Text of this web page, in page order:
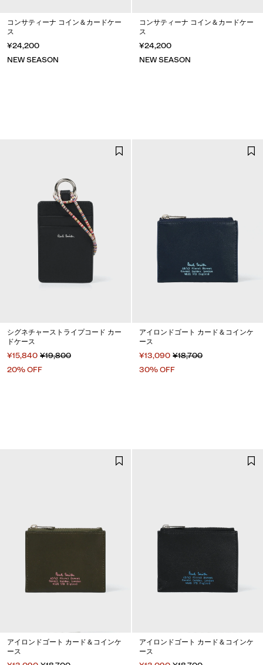
コンサティーナ コイン＆カードケー
ス
¥24,200
NEW SEASON
コンサティーナ コイン＆カードケー
ス
¥24,200
NEW SEASON
シグネチャーストライプコード カー
ドケース
¥15,840 ¥19,800
20% OFF
アイロンドゴート カード＆コインケ
ース
¥13,090 ¥18,700
30% OFF
アイロンドゴート カード＆コインケ
ース
アイロンドゴート カード＆コインケ
ース